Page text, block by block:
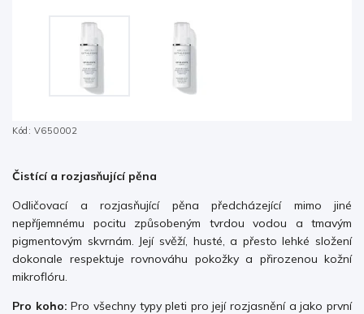
Kód: V650002
Čistící a rozjasňující pěna
Odličovací a rozjasňující pěna předcházející mimo jiné
nepříjemnému pocitu způsobeným tvrdou vodou a tmavým
pigmentovým skvrnám. Její svěží, husté, a přesto lehké složení
dokonale respektuje rovnováhu pokožky a přirozenou kožní
mikroflóru.
Pro koho:Pro všechny typy pleti pro její rozjasnění a jako první